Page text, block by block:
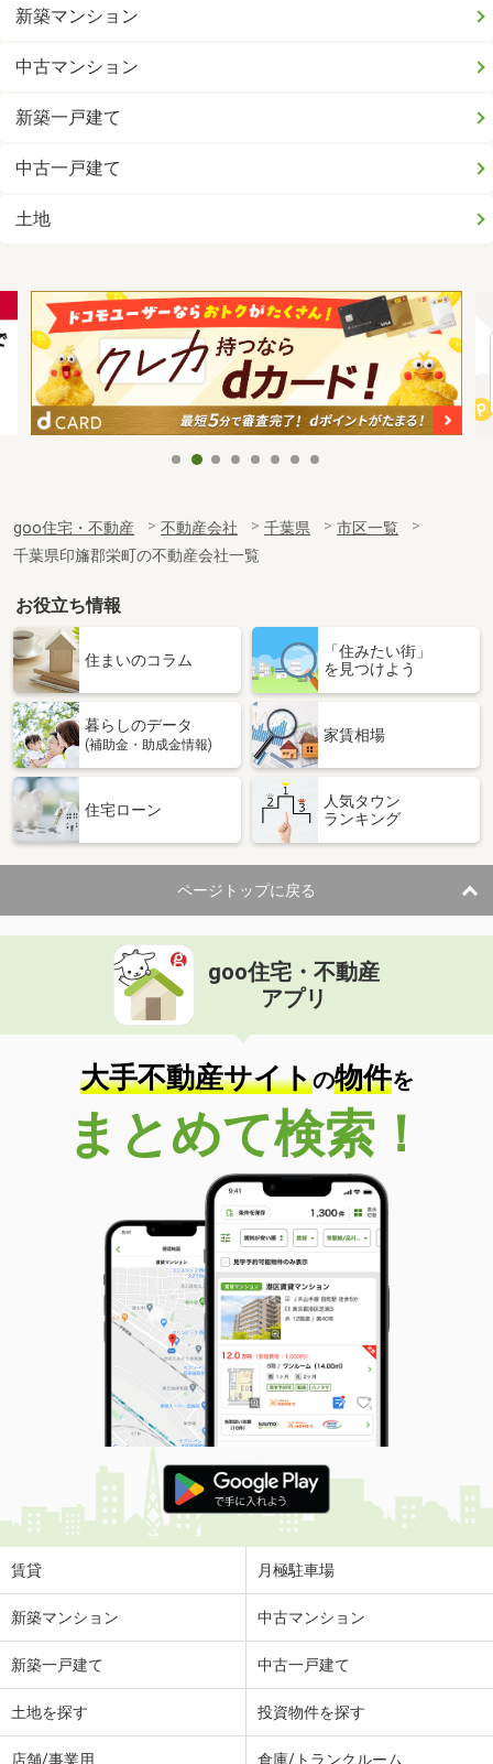
新築マンション
中古マンション
新築一戸建て
中古一戸建て
土地
goo住宅・不動産 不動産会社 千葉県
市区一覧
千葉県印旛郡栄町の不動産会社一覧
お役立ち情報
住まいのコラム
「住みたい街」
を見つけよう
暮らしのデータ
(補助金・助成金情報)
家賃相場
住宅ローン
人気タウン
ランキング
ページトップに戻る
goo住宅・不動産
アプリ
大手不動産サイトの物件を
まとめて検索！
賃貸 月極駐車場
新築マンション 中古マンション
新築一戸建て 中古一戸建て
土地を探す 投資物件を探す
店舗/事業用 倉庫/トランクルーム